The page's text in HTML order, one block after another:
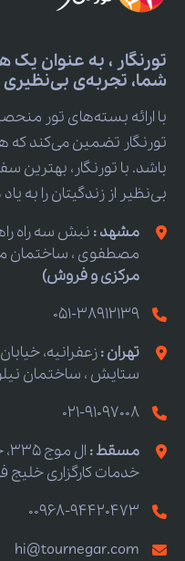
تورنگار ، به عنوان یک
شما، تجربه‌ی بی‌نظیری
با ارائه بسته‌های تور
تورنگار تضمین می‌کند
باشد. با تورنگار، بهترین
بی‌نظیر از زندگیتان را به
مشهد : نبش سه راه
مصطفوی ، ساختمان میلاد ،
مرکزی و فروش)
051-38912139
تهران :زعفرانیه،
ستایش ، ساختمان
021-91097008
مسقط :
خدمات کارگزاری خلیج
00968-94420473
hi@tournegar.com